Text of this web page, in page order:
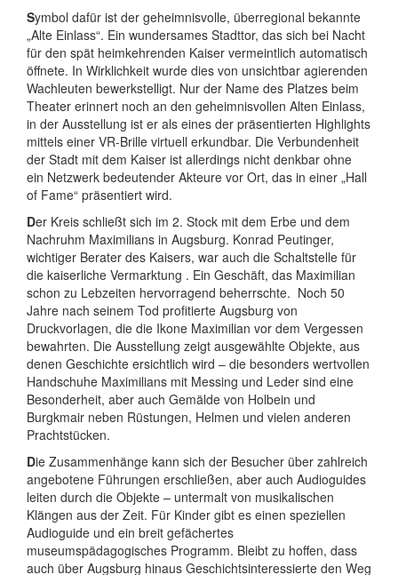
Symbol dafür ist der geheimnisvolle, überregional bekannte
„Alte Einlass“. Ein wundersames Stadttor, das sich bei Nacht
für den spät heimkehrenden Kaiser vermeintlich automatisch
öffnete. In Wirklichkeit wurde dies von unsichtbar agierenden
Wachleuten bewerkstelligt. Nur der Name des Platzes beim
Theater erinnert noch an den geheimnisvollen Alten Einlass,
in der Ausstellung ist er als eines der präsentierten Highlights
mittels einer VR-Brille virtuell erkundbar. Die Verbundenheit
der Stadt mit dem Kaiser ist allerdings nicht denkbar ohne
ein Netzwerk bedeutender Akteure vor Ort, das in einer „Hall
of Fame“ präsentiert wird.
Der Kreis schließt sich im 2. Stock mit dem Erbe und dem
Nachruhm Maximilians in Augsburg. Konrad Peutinger,
wichtiger Berater des Kaisers, war auch die Schaltstelle für
die kaiserliche Vermarktung . Ein Geschäft, das Maximilian
schon zu Lebzeiten hervorragend beherrschte. Noch 50
Jahre nach seinem Tod profitierte Augsburg von
Druckvorlagen, die die Ikone Maximilian vor dem Vergessen
bewahrten. Die Ausstellung zeigt ausgewählte Objekte, aus
denen Geschichte ersichtlich wird – die besonders wertvollen
Handschuhe Maximilians mit Messing und Leder sind eine
Besonderheit, aber auch Gemälde von Holbein und
Burgkmair neben Rüstungen, Helmen und vielen anderen
Prachtstücken.
Die Zusammenhänge kann sich der Besucher über zahlreich
angebotene Führungen erschließen, aber auch Audioguides
leiten durch die Objekte – untermalt von musikalischen
Klängen aus der Zeit. Für Kinder gibt es einen speziellen
Audioguide und ein breit gefächertes
museumspädagogisches Programm. Bleibt zu hoffen, dass
auch über Augsburg hinaus Geschichtsinteressierte den Weg